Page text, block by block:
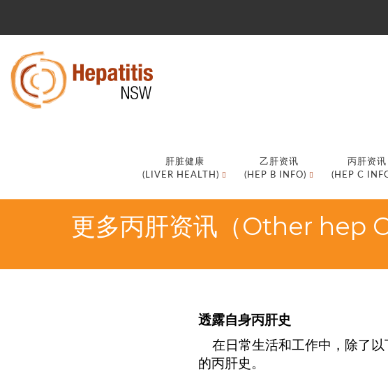
肝脏健康
(LIVER HEALTH)
乙肝资讯
(HEP B INFO)
丙肝资讯
(HEP C
更多丙肝资讯（Other hep
透露自身丙肝史
在日常生活和工作中，除了以
的丙肝史。